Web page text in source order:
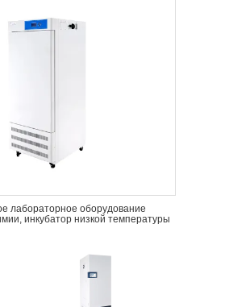
лабораторное оборудование
инкубатор низкой температуры